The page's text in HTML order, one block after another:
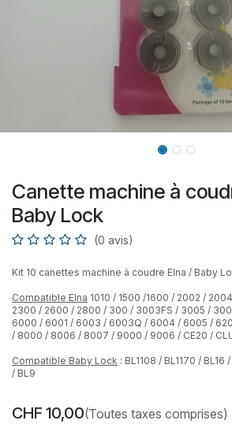
Canette machine à
Baby Lock
(0 avis)
Kit 10 canettes machine à coudre Elna / Baby
Compatible Elna 1010 / 1500 /1600 / 2002 /
2300 / 2600 / 2800 / 300 / 3003FS / 3005 /
6000 / 6001 / 6003 / 6003Q / 6004 / 6005 /
/ 8000 / 8006 / 8007 / 9000 / 9006 / CE20 /
Compatible Baby Lock : BL1108 / BL1170 / BL16
/ BL9
CHF 10,00(Toutes taxes comprises)